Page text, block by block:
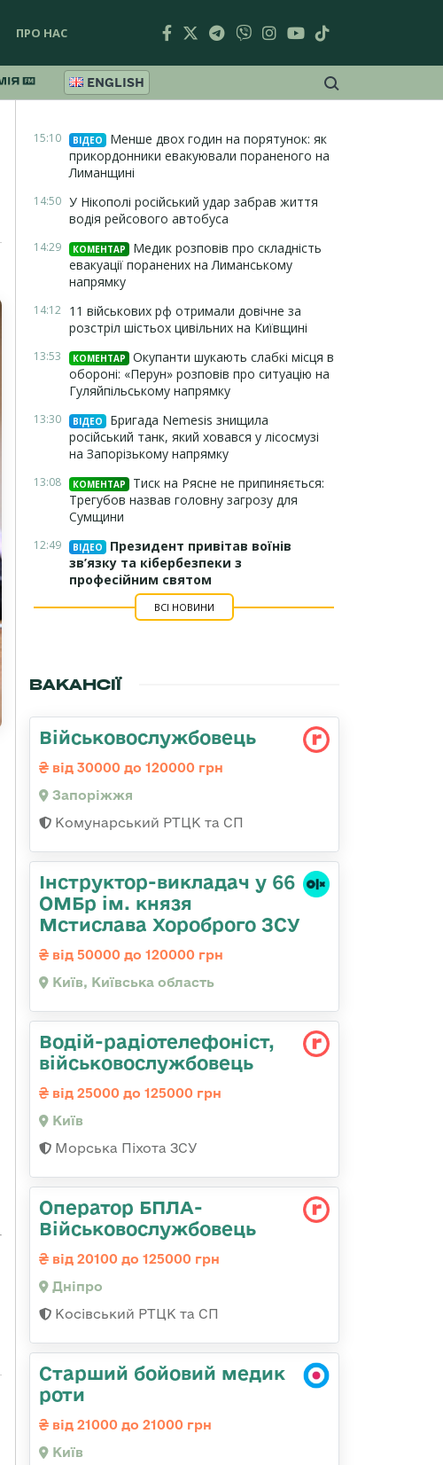
ПРО НАС
ENGLISH
15:10 ВІДЕО
Менше двох годин на порятунок: як
прикордонники евакуювали пораненого на
Лиманщині
14:50 У Нікополі російський удар забрав життя
водія рейсового автобуса
14:29 КОМЕНТАР
Медик розповів про складність
евакуації поранених на Лиманському
напрямку
14:12 11 військових рф отримали довічне за
розстріл шістьох цивільних на Київщині
13:53 КОМЕНТАР
Окупанти шукають слабкі місця в
обороні: «Перун» розповів про ситуацію на
Гуляйпільському напрямку
13:30 ВІДЕО
Бригада Nemesis знищила
російський танк, який ховався у лісосмузі
на Запорізькому напрямку
13:08 КОМЕНТАР
Тиск на Рясне не припиняється:
Трегубов назвав головну загрозу для
Сумщини
12:49 ВІДЕО
Президент привітав воїнів
зв’язку та кібербезпеки з
професійним святом
ВСІ НОВИНИ
ВАКАНСІЇ
Військовослужбовець
від 30000 до 120000 грн
Запоріжжя
Комунарський РТЦК та СП
Інструктор-викладач у 66
ОМБр ім. князя
Мстислава Хороброго ЗСУ
від 50000 до 120000 грн
Київ, Київська область
Водій-радіотелефоніст,
військовослужбовець
від 25000 до 125000 грн
Київ
Морська Піхота ЗСУ
Оператор БПЛА-
Військовослужбовець
від 20100 до 125000 грн
Дніпро
Косівський РТЦК та СП
Старший бойовий медик
роти
від 21000 до 21000 грн
Київ